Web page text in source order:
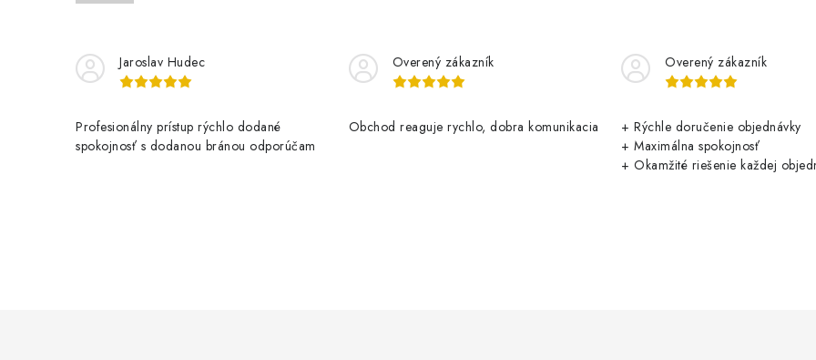
Jaroslav Hudec
Profesionálny prístup rýchlo dodané
spokojnosť s dodanou bránou odporúčam
Overený zákazník
Obchod reaguje rychlo, dobra komunikacia
Overený zákazník
+ Rýchle doručenie objednávky
+ Maximálna spokojnosť
+ Okamžité riešenie každej